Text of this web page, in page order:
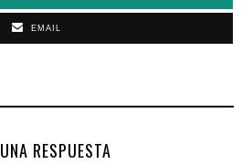
EMAIL
RESPUESTA